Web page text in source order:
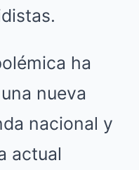
ha
nueva
nacional y
actual